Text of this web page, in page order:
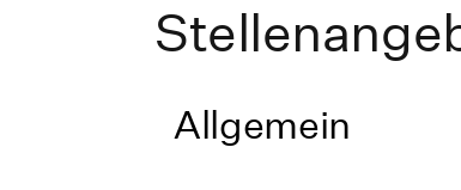
Allgemein